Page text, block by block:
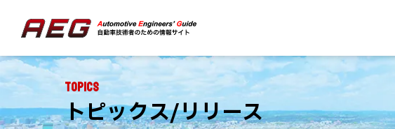
Topics
トピックス/リリース